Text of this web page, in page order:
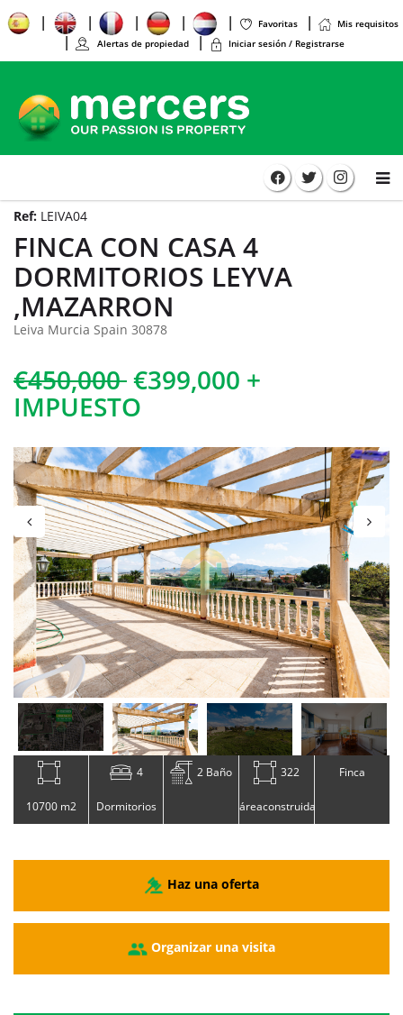
Favoritas
Mis requisitos
Alertas de propiedad
Iniciar sesión / Registrarse
Ref: LEIVA04
FINCA CON CASA 4
DORMITORIOS LEYVA
,MAZARRON
Leiva Murcia Spain 30878
€450,000€399,000 +
IMPUESTO
10700 m2
4
Dormitorios
2 Baño 322
áreaconstruida
Finca
Haz una oferta
Organizar una visita